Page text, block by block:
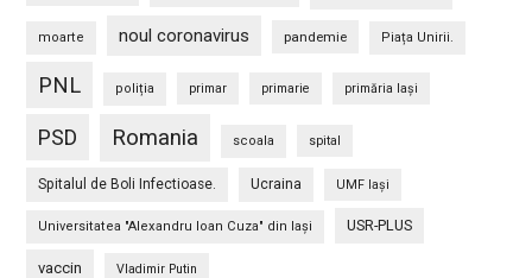
moarte noul coronavirus pandemie Piața Unirii.
PNL poliția primar primarie primăria Iași
PSD Romania scoala spital
Spitalul de Boli Infectioase. Ucraina UMF Iași
Universitatea "Alexandru Ioan Cuza" din Iaşi USR-PLUS
vaccin Vladimir Putin